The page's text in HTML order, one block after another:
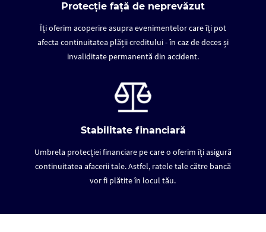
Protecție față de neprevăzut
Îți oferim acoperire asupra evenimentelor care îți pot
afecta continuitatea plății creditului - în caz de deces și
invaliditate permanentă din accident.
Stabilitate financiară
Umbrela protecției financiare pe care o oferim îți asigură
continuitatea afacerii tale. Astfel, ratele tale către bancă
vor fi plătite în locul tău.